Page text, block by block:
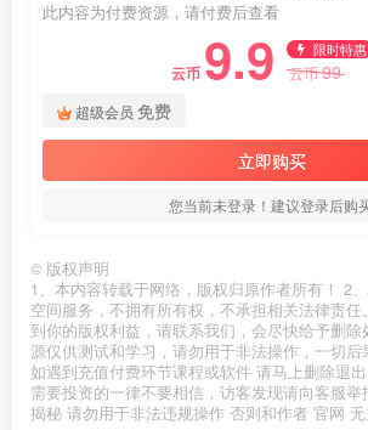
此内容为付费资源，请付费后查看
云币 9.9 限时特惠
云币99
超级会员 免费
立即购买
您当前未登录！建议登录后购
© 版权声明
1、本内容转载于网络，版权归原作者所有！ 2
空间服务，不拥有所有权，不承担相关法律责
到你的版权利益，请联系我们，会尽快给予删除
源仅供测试和学习，请勿用于非法操作，一切后
如遇到充值付费环节课程或软件 请马上删除退
需要投资的一律不要相信，访客发现请向客服
揭秘 请勿用于非法违规操作 否则和作者 官网 无